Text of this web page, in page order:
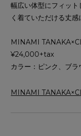
幅広い体型にフィッ
く着ていただける丈感
MINAMI
¥24,000+tax
カラー：ピンク、ブラ
MINAMI